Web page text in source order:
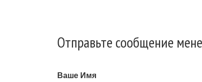
Отправьте сообщение
Ваше Имя